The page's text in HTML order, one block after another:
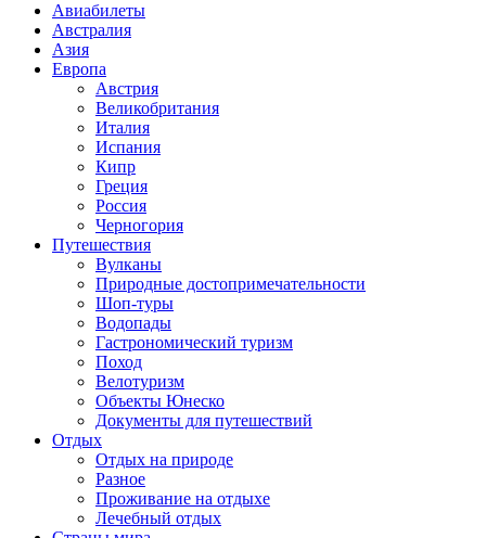
Авиабилеты
Австралия
Азия
Европа
Австрия
Великобритания
Италия
Испания
Кипр
Греция
Россия
Черногория
Путешествия
Вулканы
Природные достопримечательности
Шоп-туры
Водопады
Гастрономический туризм
Поход
Велотуризм
Объекты Юнеско
Документы для путешествий
Отдых
Отдых на природе
Разное
Проживание на отдыхе
Лечебный отдых